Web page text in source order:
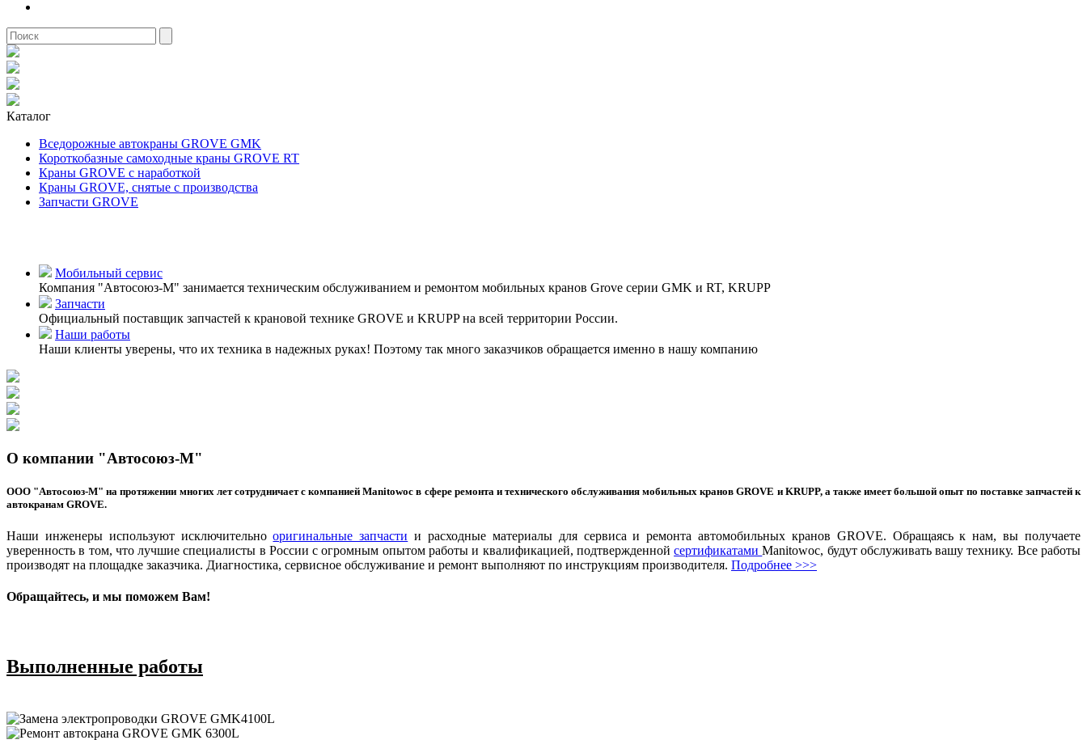
Каталог
Вседорожные автокраны GROVE GMK
Короткобазные самоходные краны GROVE RT
Краны GROVE с наработкой
Краны GROVE, снятые с производства
Запчасти GROVE
Мобильный сервис
Компания "Автосоюз-М" занимается техническим обслуживанием и ремонтом мобильных кранов Grove серии GMK и RT, KRUPP
Запчасти
Официальный поставщик запчастей к крановой технике GROVE и KRUPP на всей территории России.
Наши работы
Наши клиенты уверены, что их техника в надежных руках! Поэтому так много заказчиков обращается именно в нашу компанию
О компании "Автосоюз-М"
ООО "Автосоюз-М" на протяжении многих лет сотрудничает с компанией Manitowoc в сфере ремонта и технического обслуживания мобильных кранов GROVE и KRUPP, а также имеет большой опыт по поставке запчастей к
автокранам GROVE.
Наши инженеры используют исключительнооригинальные запчасти и расходные материалы для сервиса и ремонта автомобильных кранов GROVE. Обращаясь к нам, вы получаете
уверенность в том, что лучшие специалисты в России с огромным опытом работы и квалификацией, подтвержденнойсертификатамиManitowoc, будут обслуживать вашу технику. Все работы
производят на площадке заказчика. Диагностика, сервисное обслуживание и ремонт выполняют по инструкциям производителя. Подробнее >>>
Обращайтесь, и мы поможем Вам!
Выполненные работы